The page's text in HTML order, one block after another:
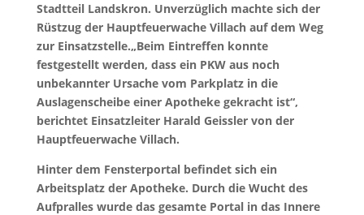
Stadtteil Landskron. Unverzüglich machte sich der
Rüstzug der Hauptfeuerwache Villach auf dem Weg
zur Einsatzstelle.„Beim Eintreffen konnte
festgestellt werden, dass ein PKW aus noch
unbekannter Ursache vom Parkplatz in die
Auslagenscheibe einer Apotheke gekracht ist“,
berichtet Einsatzleiter Harald Geissler von der
Hauptfeuerwache Villach.
Hinter dem Fensterportal befindet sich ein
Arbeitsplatz der Apotheke. Durch die Wucht des
Aufpralles wurde das gesamte Portal in das Innere